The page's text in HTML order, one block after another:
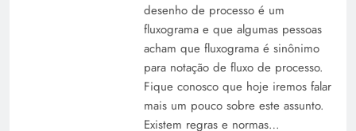
desenho de processo é um
fluxograma e que algumas pessoas
acham que fluxograma é sinônimo
para notação de fluxo de processo.
Fique conosco que hoje iremos falar
mais um pouco sobre este assunto.
Existem regras e normas…